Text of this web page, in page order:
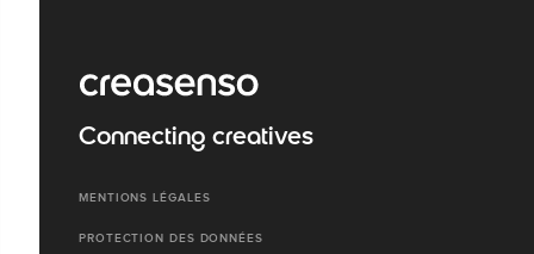
Connecting creatives
MENTIONS LÉGALES
PROTECTION DES DONNÉES